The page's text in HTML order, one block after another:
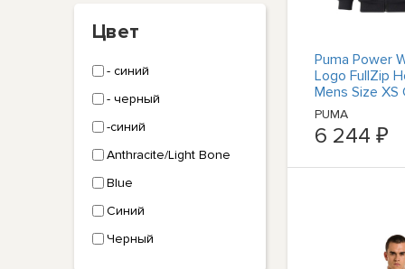
Цвет
- синий
- черный
-синий
Anthracite/Light Bone
Blue
Синий
Черный
Puma Power
Logo FullZip
Mens Size XS
Athletic
PUMA
6 244 ₽